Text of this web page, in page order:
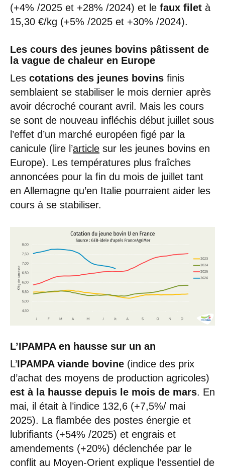
(+4% /2025 et +28% /2024) et le faux filet à
15,30 €/kg (+5% /2025 et +30% /2024).
Les cours des jeunes bovins pâtissent de
la vague de chaleur en Europe
Les cotations des jeunes bovins finis
semblaient se stabiliser le mois dernier après
avoir décroché courant avril. Mais les cours
se sont de nouveau infléchis début juillet sous
l’effet d’un marché européen figé par la
canicule (lire l’article sur les jeunes bovins en
Europe). Les températures plus fraîches
annoncées pour la fin du mois de juillet tant
en Allemagne qu’en Italie pourraient aider les
cours à se stabiliser.
L’IPAMPA en hausse sur un an
L’IPAMPA viande bovine (indice des prix
d’achat des moyens de production agricoles)
est à la hausse depuis le mois de mars. En
mai, il était à l’indice 132,6 (+7,5%/ mai
2025). La flambée des postes énergie et
lubrifiants (+54% /2025) et engrais et
amendements (+20%) déclenchée par le
conflit au Moyen-Orient explique l’essentiel de